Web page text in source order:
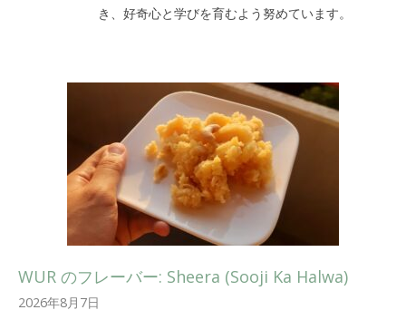
き、好奇心と学びを育むよう努めています。
WUR のフレーバー: Sheera (Sooji Ka Halwa)
2026年8月7日